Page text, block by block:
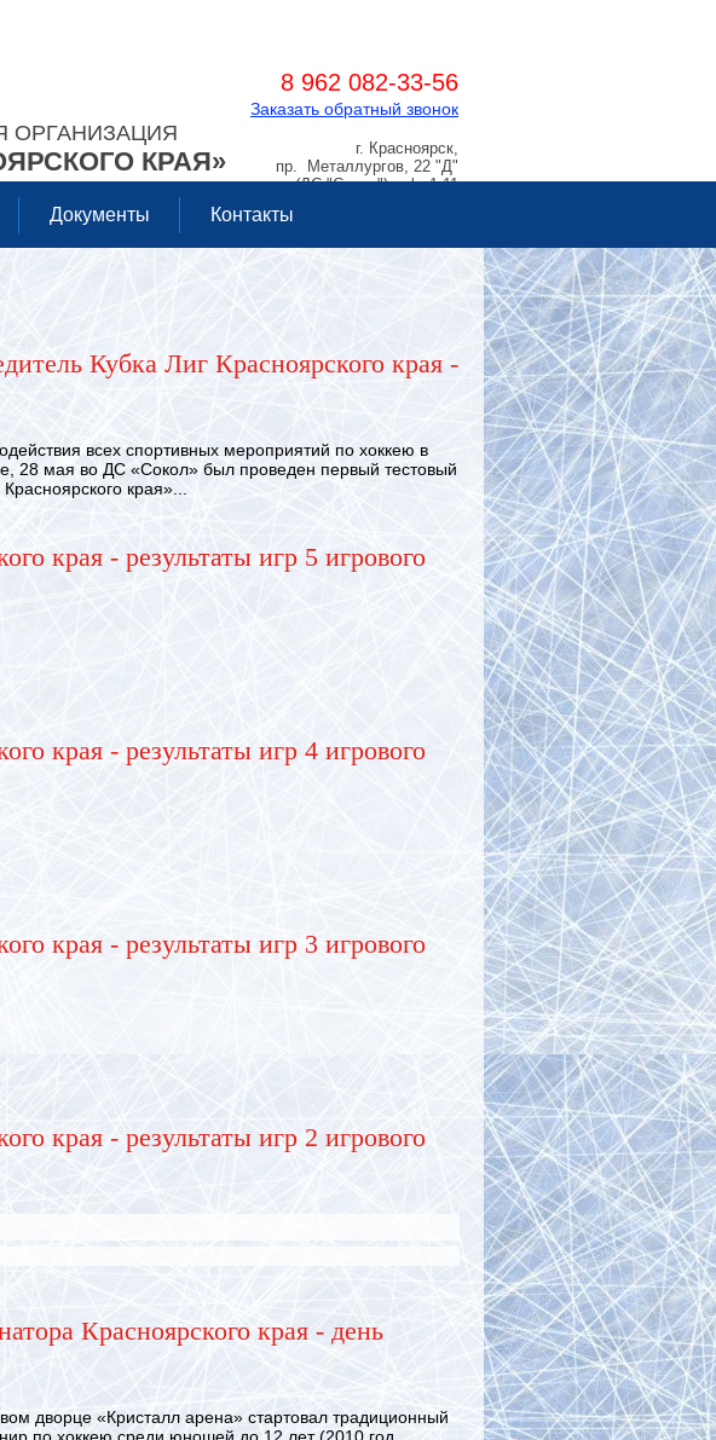
ОРГАНИЗАЦИЯ
КРАЯ»
8 962 082-33-56
Заказать обратный звонок
г. Красноярск,
пр. Металлургов, 22 "Д"
(ДС "Сокол"), оф. 1.11
Документы Контакты
Кубка Лиг Красноярского края -
всех спортивных мероприятий по хоккею в
28 мая во ДС «Сокол» был проведен первый тестовый
края»...
края - результаты игр 5 игрового
края - результаты игр 4 игрового
края - результаты игр 3 игрового
края - результаты игр 2 игрового
Красноярского края - день
дворце «Кристалл арена» стартовал традиционный